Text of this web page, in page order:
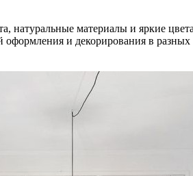
натуральные материалы и яркие
и декорирования в